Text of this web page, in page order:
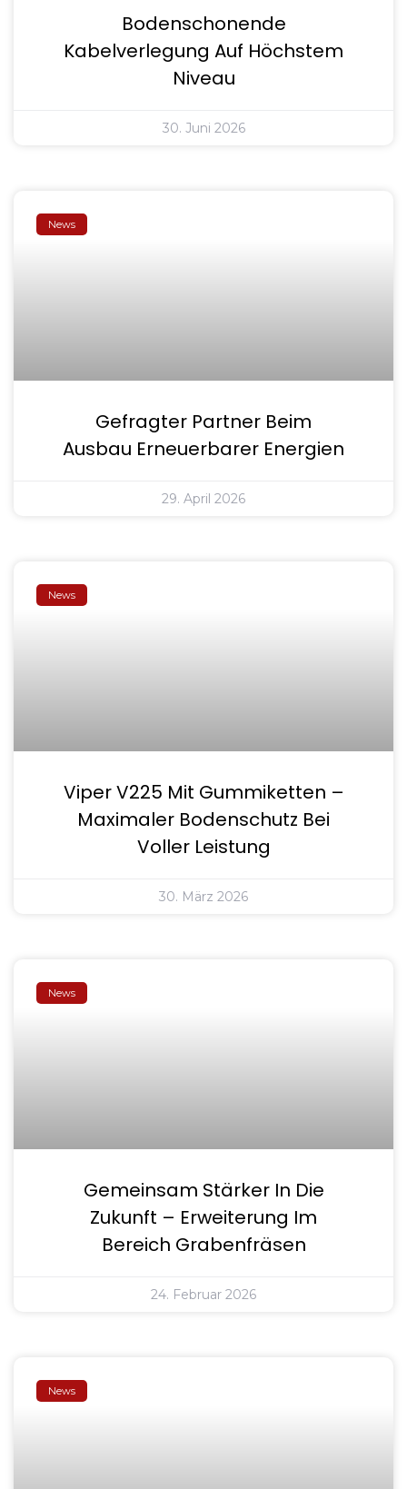
Bodenschonende
Kabelverlegung Auf Höchstem
Niveau
30. Juni 2026
News
Gefragter Partner Beim
Ausbau Erneuerbarer Energien
29. April 2026
News
Viper V225 Mit Gummiketten –
Maximaler Bodenschutz Bei
Voller Leistung
30. März 2026
News
Gemeinsam Stärker In Die
Zukunft – Erweiterung Im
Bereich Grabenfräsen
24. Februar 2026
News